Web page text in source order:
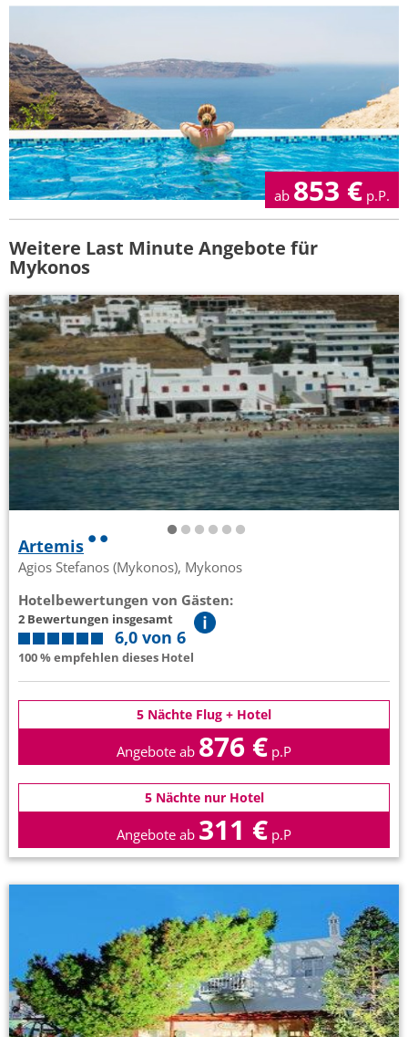
ab 853 € p.P.
Weitere Last Minute Angebote für
Mykonos
Artemis
Agios Stefanos (Mykonos), Mykonos
Hotelbewertungen von Gästen:
2 Bewertungen insgesamt
6,0 von 6
100 % empfehlen dieses Hotel
5 Nächte Flug + Hotel
Angebote ab 876 € p.P
5 Nächte nur Hotel
Angebote ab 311 € p.P